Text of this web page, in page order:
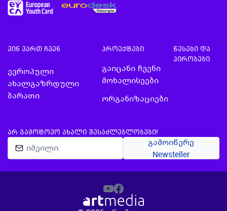
ვინ ვართ ჩვენ
ევროპული
ახალგაზრდული
ბარათი
პროექტები
გაიცანი ჩვენი
მოხალისეები
ორგანიზაციები
წესები და
პირობები
ᲐᲠ ᲒᲐᲛᲝᲢᲝᲕᲝ ᲐᲮᲐᲚᲘ ᲨᲔᲡᲐᲫᲚᲔᲑᲚᲝᲑᲔᲑᲘ!
გამოიწერე
Newsteller